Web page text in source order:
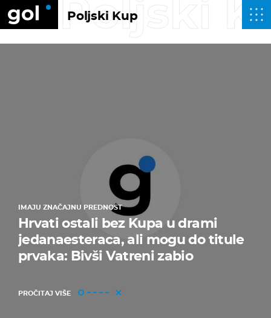
Poljski Kup
Poljski
IMAJU ZNAČAJNU PREDNOST
Hrvati ostali bez Kupa u drami
jedanaesteraca, ali mogu do titule
prvaka: Bivši Vatreni zabio
PROČITAJ VIŠE